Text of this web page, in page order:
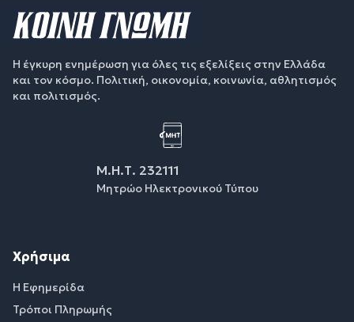
Η έγκυρη ενημέρωση για όλες τις εξελίξεις στην Ελλάδα
και τον κόσμο. Πολιτική, οικονομία, κοινωνία, αθλητισμός
και πολιτισμός.
Μ.Η.Τ. 232111
Μητρώο Ηλεκτρονικού Τύπου
Χρήσιμα
Η Εφημερίδα
Τρόποι Πληρωμής